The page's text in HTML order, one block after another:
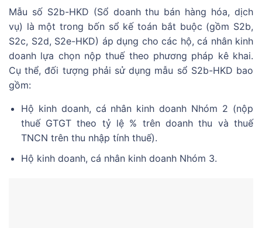
Mẫu số S2b-HKD (Sổ doanh thu bán hàng hóa, dịch
vụ) là một trong bốn sổ kế toán bắt buộc (gồm S2b,
S2c, S2d, S2e-HKD) áp dụng cho các hộ, cá nhân kinh
doanh lựa chọn nộp thuế theo phương pháp kê khai.
Cụ thể, đối tượng phải sử dụng mẫu sổ S2b-HKD bao
gồm:
Hộ kinh doanh, cá nhân kinh doanh Nhóm 2 (nộp
thuế GTGT theo tỷ lệ % trên doanh thu và thuế
TNCN trên thu nhập tính thuế).
Hộ kinh doanh, cá nhân kinh doanh Nhóm 3.